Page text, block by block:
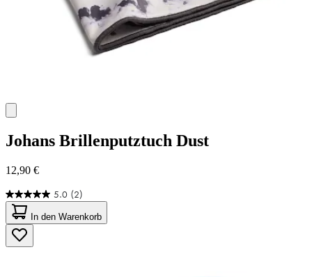
Johans Brillenputztuch Dust
12,90 €
5.0 (2)
5.0
von
5
Sternen.
2
In den Warenkorb